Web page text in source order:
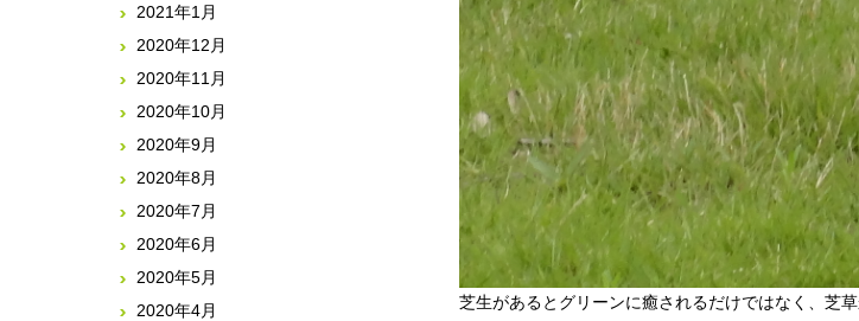
芝生があるとグリーンに癒されるだけではなく、芝
2021年1月
2020年12月
2020年11月
2020年10月
2020年9月
2020年8月
2020年7月
2020年6月
2020年5月
2020年4月